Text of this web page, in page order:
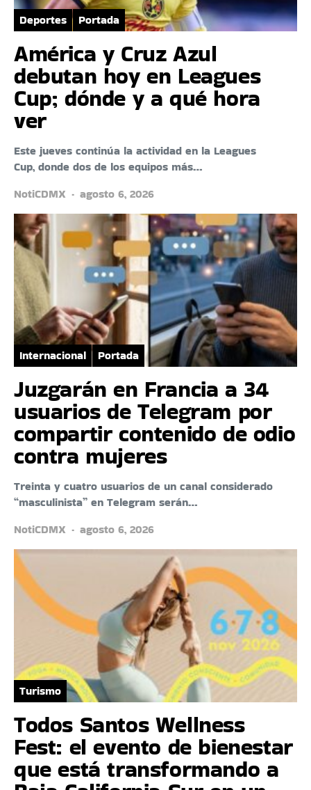
Deportes Portada
América y Cruz Azul
debutan hoy en Leagues
Cup; dónde y a qué hora
ver
Este jueves continúa la actividad en la Leagues
Cup, donde dos de los equipos más…
NotiCDMX
agosto 6, 2026
Internacional Portada
Juzgarán en Francia a 34
usuarios de Telegram por
compartir contenido de odio
contra mujeres
Treinta y cuatro usuarios de un canal considerado
“masculinista” en Telegram serán…
NotiCDMX
agosto 6, 2026
Turismo
Todos Santos Wellness
Fest: el evento de bienestar
que está transformando a